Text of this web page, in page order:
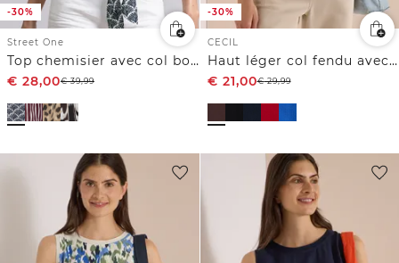
-30%
Street One
Top chemisier avec col bowling et nœuds
€ 28,00€39,99
-30%
CECIL
Haut léger col fendu avec cordons
€ 21,00€29,99